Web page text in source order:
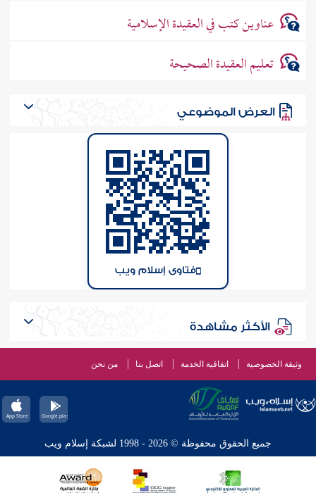
عناوين كتب في العقيدة الإسلامية
تعليم العقيدة الصحيحة
العرض الموضوعي
فتاوى إسلام ويب
الأكثر مشاهدة
وثيقة الخصوصية اتفاقية الخدمة اتصل بنا من نحن
جميع الحقوق محفوظة © 2026 - 1998 لشبكة إسلام ويب